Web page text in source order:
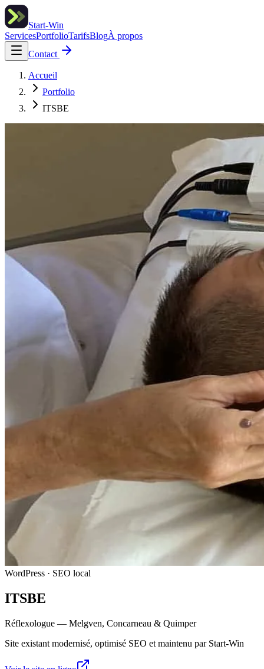
Start-Win
ServicesPortfolioTarifsBlogÀ propos
Contact
Accueil
Portfolio
ITSBE
WordPress · SEO local
ITSBE
Réflexologue — Melgven, Concarneau & Quimper
Site existant modernisé, optimisé SEO et maintenu par Start-Win